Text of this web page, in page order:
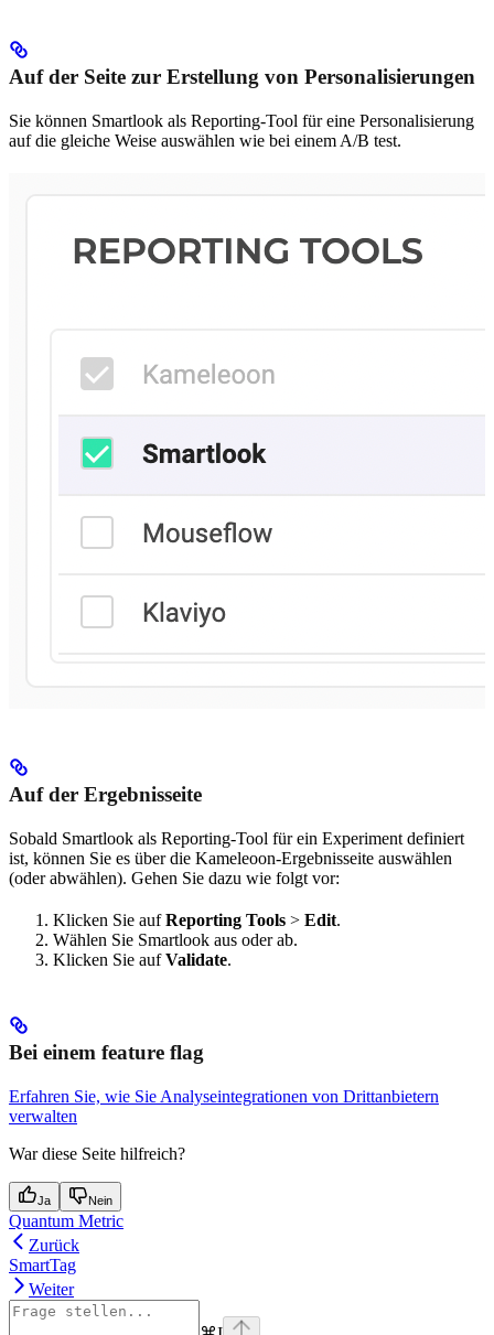
Auf der Seite zur Erstellung von Personalisierungen
Sie können Smartlook als Reporting-Tool für eine Personalisierung
auf die gleiche Weise auswählen wie bei einem A/B test.
Auf der Ergebnisseite
Sobald Smartlook als Reporting-Tool für ein Experiment definiert
ist, können Sie es über die Kameleoon-Ergebnisseite auswählen
(oder abwählen). Gehen Sie dazu wie folgt vor:
Klicken Sie aufReporting Tools > Edit.
Wählen Sie Smartlook aus oder ab.
Klicken Sie aufValidate.
Bei einem feature flag
Erfahren Sie, wie Sie Analyseintegrationen von Drittanbietern
verwalten
War diese Seite hilfreich?
Ja Nein
Quantum Metric
Zurück
SmartTag
Weiter